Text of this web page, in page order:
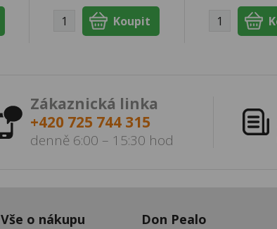
Zákaznická linka
+420 725 744 315
denně 6:00 – 15:30 hod
Vše o nákupu Don Pealo